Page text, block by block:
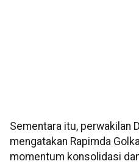
Sementara itu, perwakilan
mengatakan Rapimda
momentum konsolidasi